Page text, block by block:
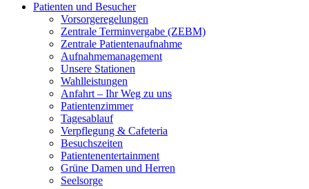
Patienten und Besucher
Vorsorgeregelungen
Zentrale Terminvergabe (ZEBM)
Zentrale Patientenaufnahme
Aufnahmemanagement
Unsere Stationen
Wahlleistungen
Anfahrt – Ihr Weg zu uns
Patientenzimmer
Tagesablauf
Verpflegung & Cafeteria
Besuchszeiten
Patientenentertainment
Grüne Damen und Herren
Seelsorge